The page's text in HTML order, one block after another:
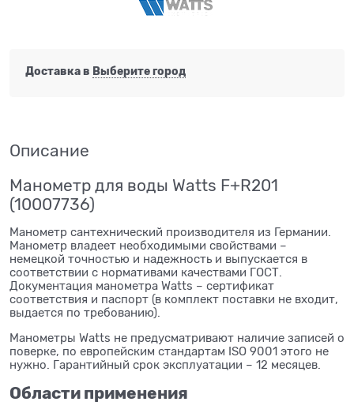
Доставка в Выберите город
Описание
Манометр для воды Watts F+R201
(10007736)
Манометр сантехнический производителя из Германии.
Манометр владеет необходимыми свойствами –
немецкой точностью и надежность и выпускается в
соответствии с нормативами качествами ГОСТ.
Документация манометра Watts – сертификат
соответствия и паспорт (в комплект поставки не входит,
выдается по требованию).
Манометры Watts не предусматривают наличие записей о
поверке, по европейским стандартам ISO 9001 этого не
нужно. Гарантийный срок эксплуатации – 12 месяцев.
Области применения